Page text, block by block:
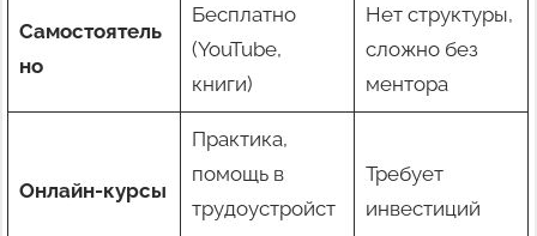
Самостоятель
но
Бесплатно
(YouTube,
книги)
Нет структуры,
сложно без
ментора
Онлайн-курсы
Практика,
помощь в
трудоустройст
Требует
инвестиций